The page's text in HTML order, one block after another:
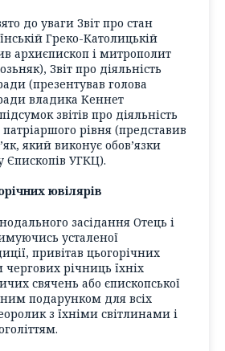
до уваги Звіт про стан
Греко-Католицькій
архиєпископ і митрополит
Звіт про діяльність
(презентував голова
владика Кеннет
звітів про діяльність
патріаршого рівня (представив
який виконує обов’язки
Єпископів УГКЦ).
ювілярів
засідання Отець і
усталеної
привітав цьогорічних
чергових річниць їхніх
свячень або єпископської
подарунком для всіх
з їхніми світлинами і